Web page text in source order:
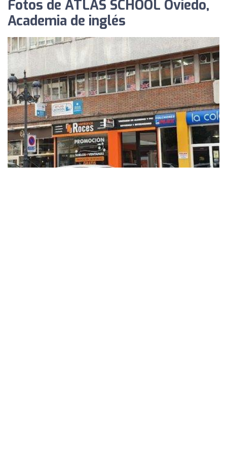
Fotos de ATLAS SCHOOL Oviedo,
Academia de inglés